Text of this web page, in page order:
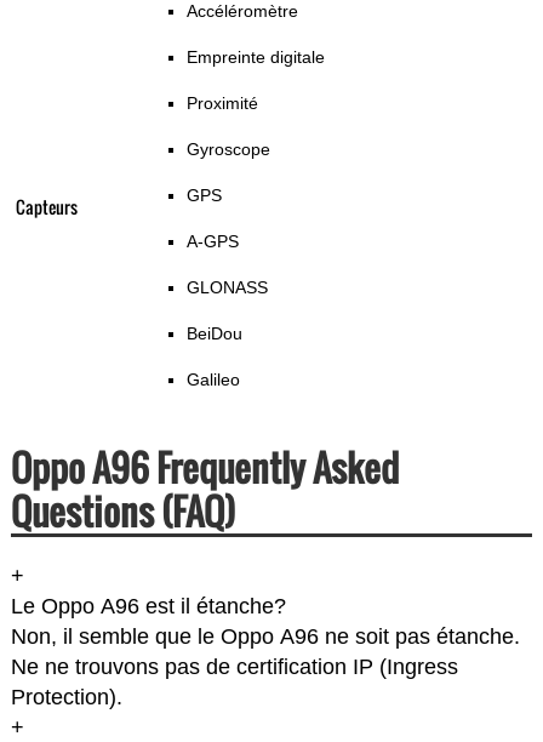
Capteurs
Accéléromètre
Empreinte digitale
Proximité
Gyroscope
GPS
A-GPS
GLONASS
BeiDou
Galileo
Oppo A96 Frequently Asked
Questions (FAQ)
+
Le Oppo A96 est il étanche?
Non, il semble que le Oppo A96 ne soit pas étanche.
Ne ne trouvons pas de certification IP (Ingress
Protection).
+